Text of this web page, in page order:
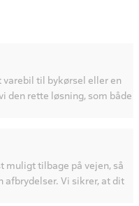
varebil til bykørsel eller en
den rette løsning, som både
muligt tilbage på vejen, så
afbrydelser. Vi sikrer, at dit